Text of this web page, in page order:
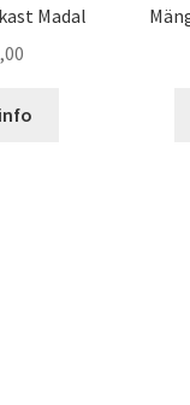
product
Madal